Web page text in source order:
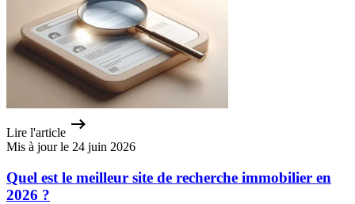
Lire l'article
Mis à jour le 24 juin 2026
Quel est le meilleur site de recherche immobilier en
2026 ?